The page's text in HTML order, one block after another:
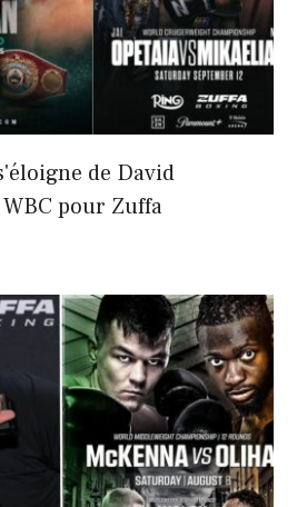
de David
pour Zuffa